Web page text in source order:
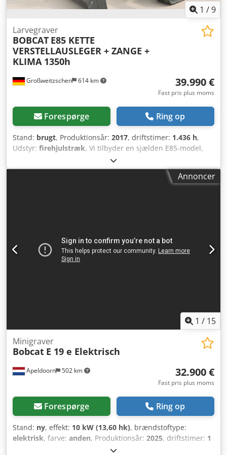
ventil, arbejdslys bag, arbejdslys for, fuld friløft, CE-
1 /9
Großweitzschen 614 km
Larvegraver
BOBCAT E85 KETTE
VERSTELLAUSLEGER + ZANGE +
KLIMA 1350h
39.990 €
Fast pris plus moms
Forespørge Ring op
Stand: brugt, Produktionsår: 2017, driftstimer: 1.436 h,
Udstyr: firehjulstræk, Vi tilbyder en sjælden E85-model,
den har ikke været udlejet og stammer fra en mindre
entreprenørvirksomhed. Den er udstyret med aircondition.
* JUSTERBART UDSTØDNINGSRØR med GRIP/KLØ *
dieselmotor, producent Yanmar * rørføring til yderligere
tilbehør * hurtigskiftssystem * ekstra forlygter * meget
velholdt ----Vi er et certificeret værksted for personbiler og
Annoncer
1 / 15
Apeldoorn 502 km
Minigraver
Bobcat E 19 e Elektrisch
32.900 €
Fast pris plus moms
Forespørge Ring op
Stand: ny, effekt: 10 kW (13,60 hk), brændstoftype:
elektrisk, farve: anden, Produktionsår: 2025, driftstimer: 1
, Drivsystem: larvebånd Tomvægt: 1.910 kg Mål (L x B x H):